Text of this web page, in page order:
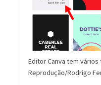
Editor Canva tem
Reprodução/Rodrigo